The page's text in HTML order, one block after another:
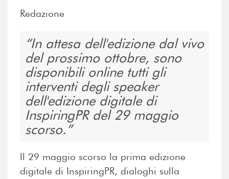
Redazione
In attesa dell'edizione dal vivo
del prossimo ottobre, sono
disponibili online tutti gli
interventi degli speaker
dell'edizione digitale di
InspiringPR del 29 maggio
scorso.
Il 29 maggio scorso la prima edizione
digitale di InspiringPR, dialoghi sulla